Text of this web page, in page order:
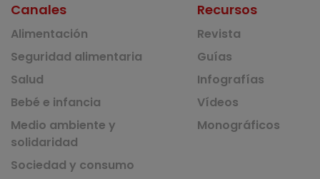
Canales
Alimentación
Seguridad alimentaria
Salud
Bebé e infancia
Medio ambiente y
solidaridad
Sociedad y consumo
Recursos
Revista
Guías
Infografías
Vídeos
Monográficos